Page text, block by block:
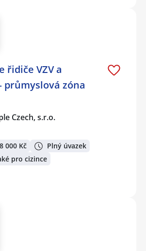
řidiče VZV a
průmyslová zóna
Czech, s.r.o.
000 Kč
Plný úvazek
pro cizince